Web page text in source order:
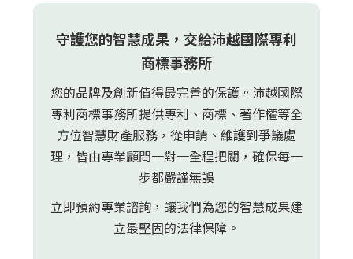
守護您的智慧成果，交給沛越國際專利
商標事務所
您的品牌及創新值得最完善的保護。沛越國際
專利商標事務所提供專利、商標、著作權等全
方位智慧財產服務，從申請、維護到爭議處
理，皆由專業顧問一對一全程把關，確保每一
步都嚴謹無誤
立即預約專業諮詢，讓我們為您的智慧成果建
立最堅固的法律保障。